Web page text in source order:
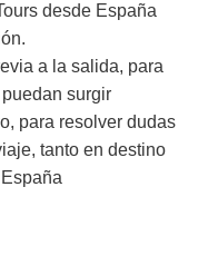
desde España
a la salida, para
surgir
para resolver dudas
tanto en destino